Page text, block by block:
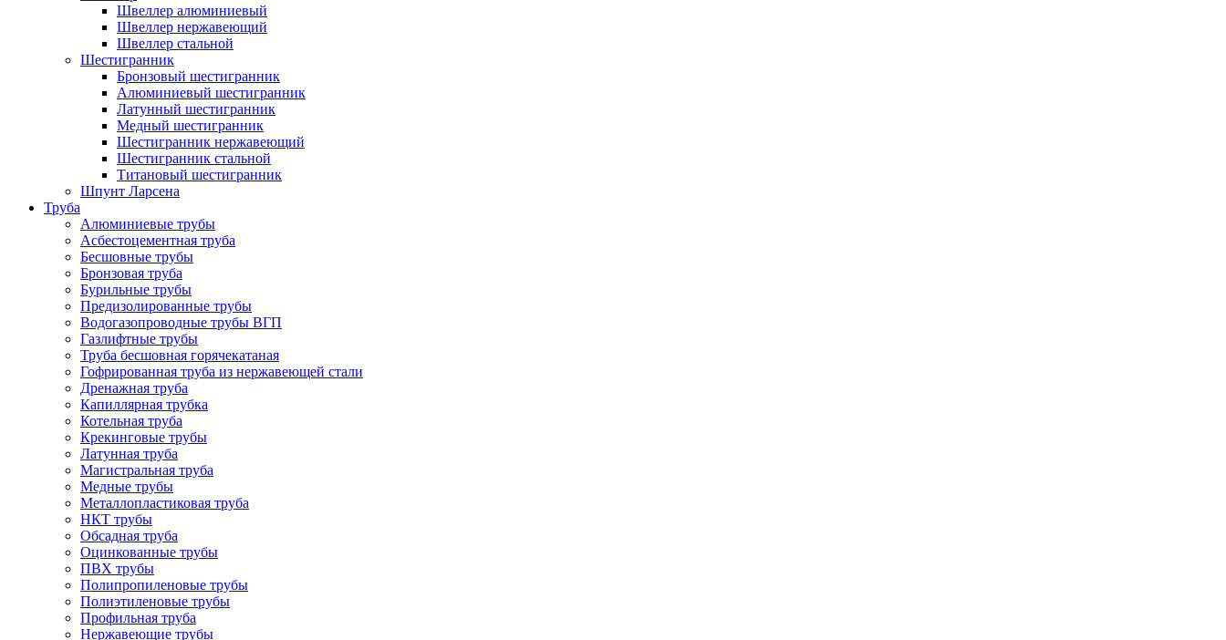
Швеллер алюминиевый
Швеллер нержавеющий
Швеллер стальной
Шестигранник
Бронзовый шестигранник
Алюминиевый шестигранник
Латунный шестигранник
Медный шестигранник
Шестигранник нержавеющий
Шестигранник стальной
Титановый шестигранник
Шпунт Ларсена
Труба
Алюминиевые трубы
Асбестоцементная труба
Бесшовные трубы
Бронзовая труба
Бурильные трубы
Предизолированные трубы
Водогазопроводные трубы ВГП
Газлифтные трубы
Труба бесшовная горячекатаная
Гофрированная труба из нержавеющей стали
Дренажная труба
Капиллярная трубка
Котельная труба
Крекинговые трубы
Латунная труба
Магистральная труба
Медные трубы
Металлопластиковая труба
НКТ трубы
Обсадная труба
Оцинкованные трубы
ПВХ трубы
Полипропиленовые трубы
Полиэтиленовые трубы
Профильная труба
Нержавеющие трубы